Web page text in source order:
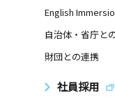
English
自治体・省庁と
財団との連携
社員採用